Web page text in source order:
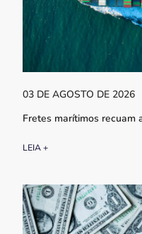
03 DE AGOSTO DE 2026
Fretes marítimos recuam
LEIA +